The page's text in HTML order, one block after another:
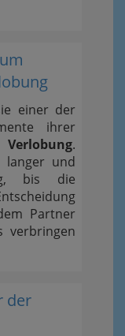
einer der
ihrer
.
langer und
bis die
Partner
verbringen
der